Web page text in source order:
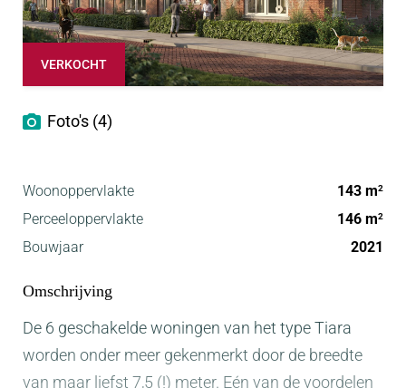
VERKOCHT
Foto's (4)
Woonoppervlakte 143 m2
Perceeloppervlakte 146 m2
Bouwjaar 2021
Omschrijving
De 6 geschakelde woningen van het type Tiara
worden onder meer gekenmerkt door de breedte
van maar liefst 7,5 (!) meter. Eén van de voordelen